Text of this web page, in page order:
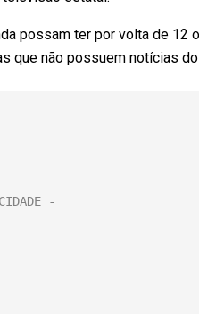
possam ter por volta de 12
que não possuem notícias